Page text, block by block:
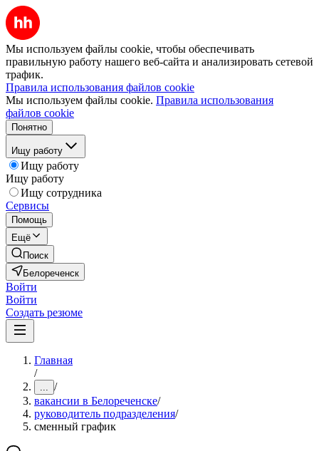
Мы используем файлы cookie, чтобы обеспечивать
правильную работу нашего веб-сайта и анализировать сетевой
трафик.
Правила использования файлов cookie
Мы используем файлы cookie. Правила использования
файлов cookie
Понятно
Ищу работу
Ищу работу
Ищу работу
Ищу сотрудника
Сервисы
Помощь
Ещё
Поиск
Белореченск
Войти
Войти
Создать резюме
Главная
/
... /
вакансии в Белореченске/
руководитель подразделения/
сменный график